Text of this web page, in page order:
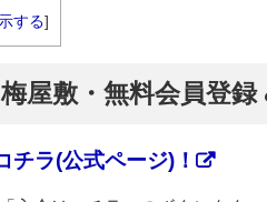
する]
屋敷・無料会員登録
チラ(公式ページ)！